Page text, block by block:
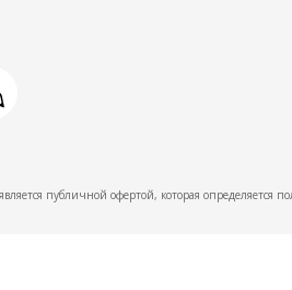
публичной офертой, которая определяется